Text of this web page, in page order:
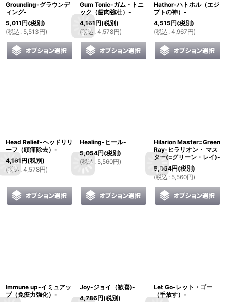
Grounding-グラウンデ
ィング-
5,011円(税別)
(税込 : 5,513円)
Gum Tonic-ガム・トニ
ック（歯肉強壮）-
4,161円(税別)
(税込 : 4,578円)
Hathor-ハトホル（エジ
プトの神）-
4,515円(税別)
(税込 : 4,967円)
Head Relief-ヘッドリリ
ーフ（頭痛除去）-
4,161円(税別)
(税込 : 4,578円)
Healing-ヒール-
5,054円(税別)
(税込 : 5,560円)
Hilarion Master=Green
Ray-ヒラリオン・ マス
ター(=グリーン・レイ)-
5,054円(税別)
(税込 : 5,560円)
Immune up-イミュアッ
プ（免疫力強化）-
Joy-ジョイ（歓喜)-
4,786円(税別)
Let Go-レット・ゴー
（手放す）-